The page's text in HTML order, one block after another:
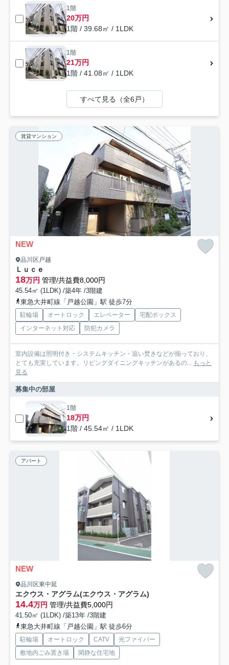
1階
20万円
1階 / 39.68㎡ / 1LDK
1階
21万円
1階 / 41.08㎡ / 1LDK
すべて見る（全6戸）
賃貸マンション
NEW
品川区戸越
Ｌｕｃｅ
18万円 管理/共益費8,000円
45.54㎡ (1LDK) /築4年 /3階建
東急大井町線「戸越公園」駅 徒歩7分
駐輪場 オートロック エレベーター
宅配ボックス
インターネット対応
防犯カメラ
室内設備は照明付き・システムキッチン・追い焚きなどが揃っており、
とても充実しています。リビングダイニングキッチンがあるの... もっと
見る
募集中の部屋
1階
18万円
1階 / 45.54㎡ / 1LDK
アパート
NEW
品川区東中延
エクウス・アグラム(エクウス・アグラム)
14.4万円 管理/共益費5,000円
41.50㎡ (1LDK) /築13年 /3階建
東急大井町線「戸越公園」駅 徒歩6分
駐輪場 オートロック CATV
光ファイバー
敷地内ごみ置き場
閑静な住宅地